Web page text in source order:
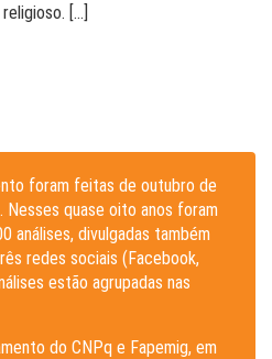
[…]
foram feitas de outubro de
quase oito anos foram
análises, divulgadas também
redes sociais (Facebook,
estão agrupadas nas
do CNPq e Fapemig, em